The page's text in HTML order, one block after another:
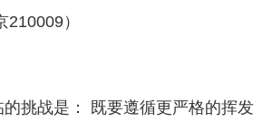
）
挑战是： 既要遵循更严格的挥发